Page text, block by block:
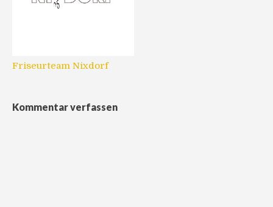
Friseurteam Nixdorf
Kommentar verfassen